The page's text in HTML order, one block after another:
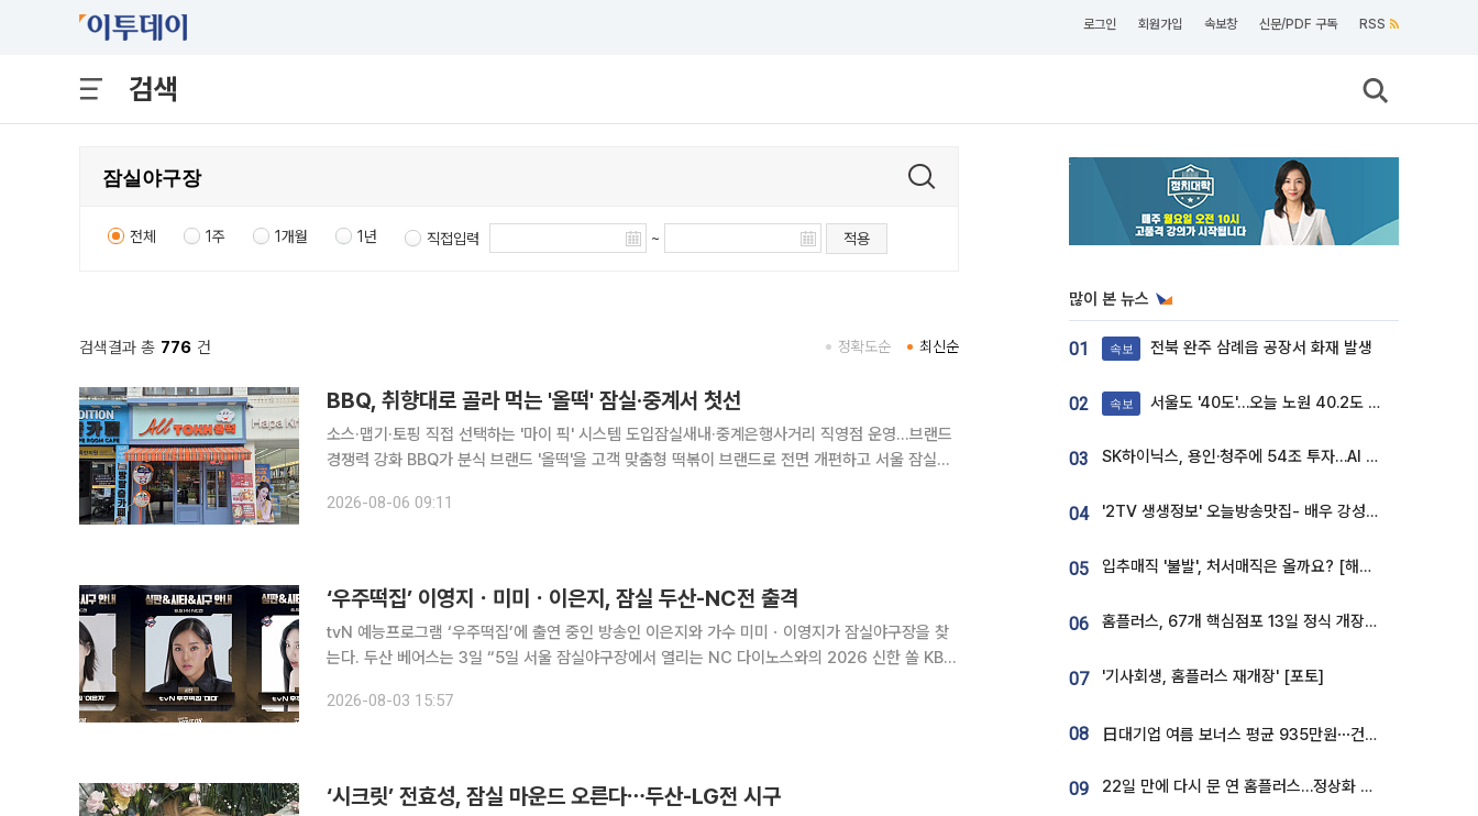
로그인 회원가입 속보창 신문/PDF 구독 RSS
검색
전체 1주 1개월 1년 직접입력 ~ 적용
검색결과 총 776 건 최신순
정확도순
BBQ, 취향대로 골라 먹는 '올떡' 잠실·중계서 첫선
소스·맵기·토핑 직접 선택하는 '마이 픽' 시스템 도입잠실새내·중계은행사거리 직영점 운영…브랜드
경쟁력 강화 BBQ가 분식 브랜드 '올떡'을 고객 맞춤형 떡볶이 브랜드로 전면 개편하고 서울 잠실새
계은행사거리본점을 오픈하고 고객 맞춤형 '마이 픽(My Pick)
2026-08-06 09:11
‘우주떡집’ 이영지ㆍ미미ㆍ이은지, 잠실 두산-NC전 출격
tvN 예능프로그램 ‘우주떡집’에 출연 중인 방송인 이은지와 가수 미미ㆍ이영지가 잠실야구장을 찾
는다. 두산 베어스는 3일 “5일 서울 잠실야구장에서 열리는 NC 다이노스와의 2026 신한 쏠 KBO
는 시구자로 마운드에 오르고, 미미는 시타를 맡는다. 이은지
2026-08-03 15:57
‘시크릿’ 전효성, 잠실 마운드 오른다⋯두산-LG전 시구
많이 본 뉴스
01 속보 전북 완주 삼례읍 공장서 화재 발생
02 속보 서울도 '40도'…오늘 노원 40.2도 기록
03 SK하이닉스, 용인·청주에 54조 투자…AI 메모리 생산기지 키운다
04 '2TV 생생정보' 오늘방송맛집- 배우 강성진 단골! 쌀국수ㆍ푸팟퐁 커리 맛집 '블○○○'
05 입추매직 '불발', 처서매직은 올까요? [해시태그]
06 홈플러스, 67개 핵심점포 13일 정식 개장…영업 재개 속도
07 '기사회생, 홈플러스 재개장' [포토]
08 日대기업 여름 보너스 평균 935만원⋯건설회사 1800만 넘어
09 22일 만에 다시 문 연 홈플러스…정상화 바쁜데 재고 없어 ‘발동동’[가보니]